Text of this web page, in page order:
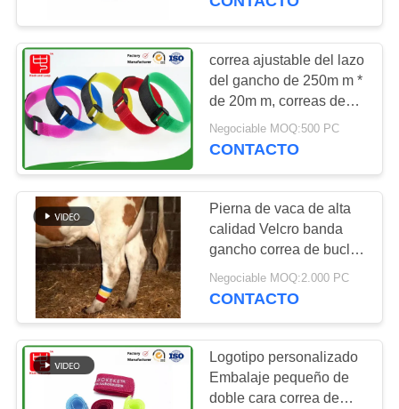
CONTROL
DE
CALIDAD
CONTACTA
CON
NOSOTROS
NOTICIAS
SOLICITAR
UNA CITA
correa ajustable del lazo
del gancho de 250m m *
de 20m m, correas de
nylon puras del equipaje
Negociable MOQ:500 PC
CONTACTO
Pierna de vaca de alta
calidad Velcro banda
gancho correa de bucle
15 * 180mm
personalizable
Negociable MOQ:2.000 PC
CONTACTO
Logotipo personalizado
Embalaje pequeño de
doble cara correa de